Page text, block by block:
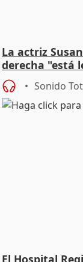
La actriz
derecha "está
Sonido
El Hospital